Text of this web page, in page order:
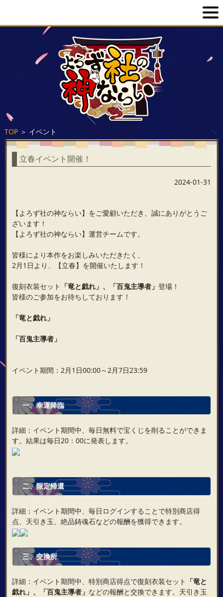
TOP＞ イベント
立春イベント開催！
2024-01-31
【よろず社の神ならい】をご愛顧いただき、誠にありがとうご
ざいます！
【よろず社の神ならい】運営チームです。
皆様により本作をお楽しみいただきたく、
2月1日より、【立春】を開催いたします！
復刻衣装セット 「竜と戯れ」、「百鬼主導者」 登場！
皆様のご参加をお待ちしております！
「竜と戯れ」
「百鬼主導者」
イベント期間：2月1日00:00～2月7日23:59
一、幸運降臨
詳細：イベント期間中、毎日無料で宝くじを削ることができま
す。結果は毎日20：00に発表します。
二、限定帰還
詳細：イベント期間中、毎日ログインすることで特別商店得
点、天引き玉、絶品鋳魂石などの報酬を獲得できます。
三、交換所
詳細：イベント期間中、特別商店得点で復刻衣装セット 「竜と
戯れ」、「百鬼主導者」 などの報酬と交換できます。天引き玉